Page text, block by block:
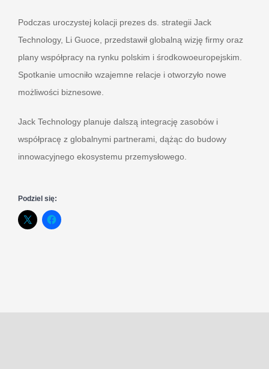
Podczas uroczystej kolacji prezes ds. strategii Jack
Technology, Li Guoce, przedstawił globalną wizję firmy oraz
plany współpracy na rynku polskim i środkowoeuropejskim.
Spotkanie umocniło wzajemne relacje i otworzyło nowe
możliwości biznesowe.
Jack Technology planuje dalszą integrację zasobów i
współpracę z globalnymi partnerami, dążąc do budowy
innowacyjnego ekosystemu przemysłowego.
Podziel się: